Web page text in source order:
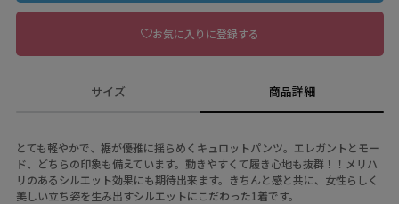
お気に入りに登録する
サイズ 商品詳細
とても軽やかで、裾が優雅に揺らめくキュロットパンツ。エレガントとモー
ド、どちらの印象も備えています。動きやすくて履き心地も抜群！！メリハ
リのあるシルエット効果にも期待出来ます。きちんと感と共に、女性らしく
美しい立ち姿を生み出すシルエットにこだわった1着です。